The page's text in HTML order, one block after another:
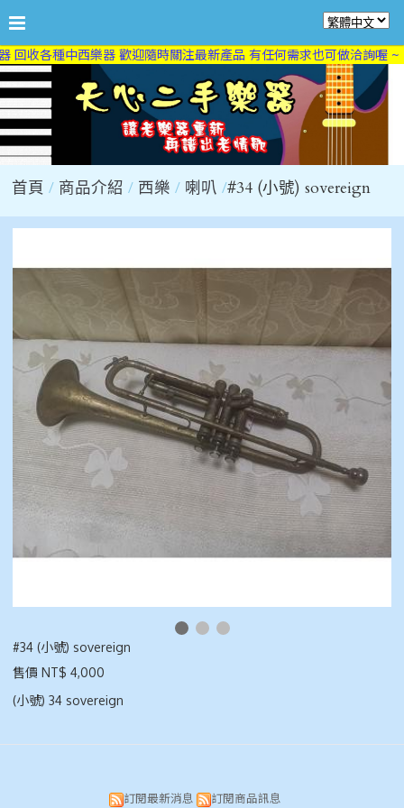
回收各種中西樂器 歡迎隨時關注最新產品 有任何需求也可做洽詢喔 ~
首頁 商品介紹 西樂 喇叭 #34 (小號) sovereign
#34 (小號) sovereign
售價 NT$ 4,000
(小號) 34 sovereign
訂閱最新消息 訂閱商品訊息